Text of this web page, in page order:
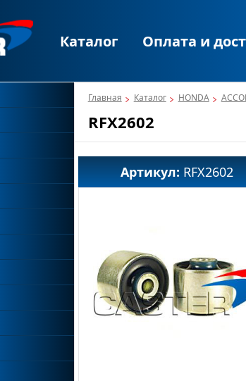
Каталог Оплата и
Главная Каталог HONDA
RFX2602
Артикул:RFX2602